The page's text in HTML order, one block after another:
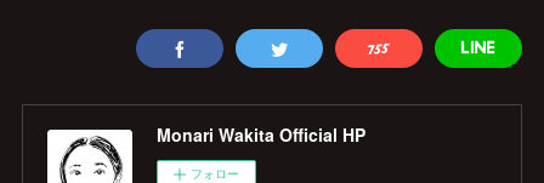
Monari Wakita Official HP
フォロー